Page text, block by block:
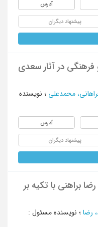
آدرس
پیشنهاد دیگران
در آثار سعدی
محمدعلی ؛ نویسنده
آدرس
پیشنهاد دیگران
براهنی با تکیه بر
رضا ؛ نویسنده مسئول :